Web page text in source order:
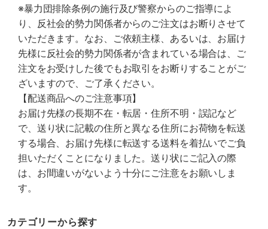
※暴力団排除条例の施行及び警察からのご指導によ
り、反社会的勢力関係者からのご注文はお断りさせて
いただきます。なお、ご依頼主様、あるいは、お届け
先様に反社会的勢力関係者が含まれている場合は、ご
注文をお受けした後でもお取引をお断りすることがご
ざいますので、ご了承ください。
【配送商品へのご注意事項】
お届け先様の長期不在・転居・住所不明・誤記など
で、送り状に記載の住所と異なる住所にお荷物を転送
する場合、お届け先様に転送する送料を着払いでご負
担いただくことになりました。送り状にご記入の際
は、お間違いがないよう十分にご注意をお願いしま
す。
カテゴリーから探す